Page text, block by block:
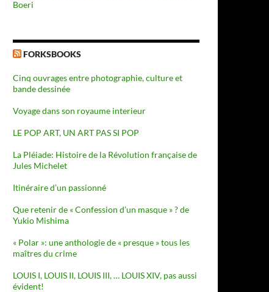
Boeri
FORKSBOOKS
Cinq ouvrages entre photographie, culture et
bande dessinée
Voyage dans son royaume interieur
LE POP ART, UN ART PAS SI POP
La Pléiade: Histoire de la Révolution française de
Jules Michelet
Itinéraire d’un passionné
Que retenir de « Confession d’un masque » ? de
Yukio Mishima
« Polar »: une anthologie de « presque » tous les
maîtres du crime
LOUIS I, LOUIS II, LOUIS III, … LOUIS XIV, pas aussi
évident!